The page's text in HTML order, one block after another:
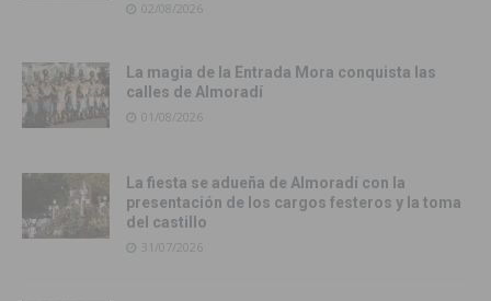
02/08/2026
La magia de la Entrada Mora conquista las
calles de Almoradí
01/08/2026
La fiesta se adueña de Almoradí con la
presentación de los cargos festeros y la toma
del castillo
31/07/2026